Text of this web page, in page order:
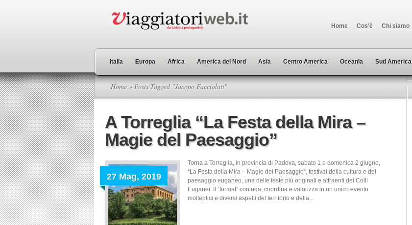
Home Cos’è Chi siamo
Italia Europa Africa America del Nord Asia Centro America Oceania Sud America
Home » Posts Tagged "Jacopo Facciolati"
A Torreglia “La Festa della Mira –
Magie del Paesaggio”
27 Mag, 2019
Torna a Torreglia, in provincia di Padova, sabato 1 e domenica 2 giugno,
“La Festa della Mira – Magie del Paesaggio“, festival della cultura e del
paesaggio euganeo, una delle feste più originali e attraenti dei Colli
Euganei. Il “format” coniuga, coordina e valorizza in un unico evento
molteplici e diversi aspetti del territorio e della...